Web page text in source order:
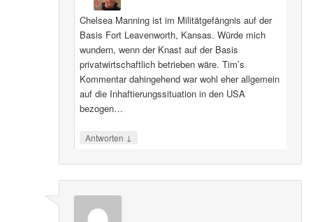
Chelsea Manning ist im Militätgefängnis auf der
Basis Fort Leavenworth, Kansas. Würde mich
wundern, wenn der Knast auf der Basis
privatwirtschaftlich betrieben wäre. Tim’s
Kommentar dahingehend war wohl eher allgemein
auf die Inhaftierungssituation in den USA
bezogen…
Antworten ↓